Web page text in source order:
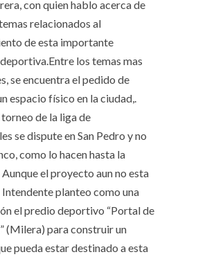
con quien hablo acerca de
relacionados al
de esta importante
los temas mas
se encuentra el pedido de
espacio físico en la ciudad,.
de la liga de
se dispute en San Pedro y no
como lo hacen hasta la
el proyecto aun no esta
planteo como una
el predio deportivo “Portal de
(Milera) para construir un
pueda estar destinado a esta